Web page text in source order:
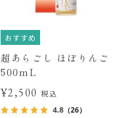
おすすめ
超あらごし ほぼりんご
500mL
¥2,500 税込
4.8 （26）